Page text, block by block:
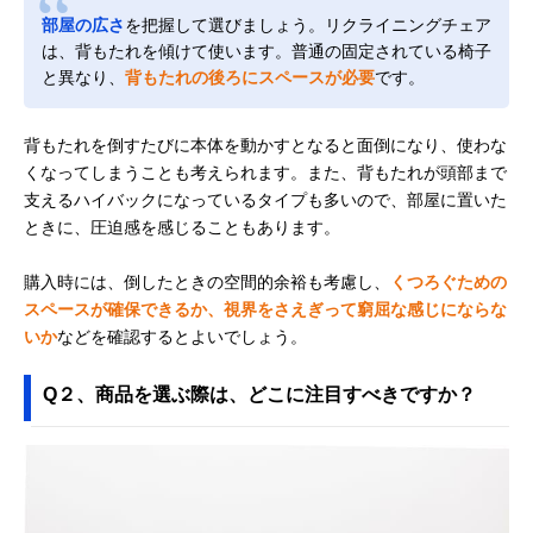
部屋の広さを把握して選びましょう。リクライニングチェア
は、背もたれを傾けて使います。普通の固定されている椅子
と異なり、 背もたれの後ろにスペースが必要です。
背もたれを倒すたびに本体を動かすとなると面倒になり、使わな
くなってしまうことも考えられます。また、背もたれが頭部まで
支えるハイバックになっているタイプも多いので、部屋に置いた
ときに、圧迫感を感じることもあります。
購入時には、倒したときの空間的余裕も考慮し、
くつろぐための
スペースが確保できるか、視界をさえぎって窮屈な感じにならな
いかなどを確認するとよいでしょう。
Q２、商品を選ぶ際は、どこに注目すべきですか？